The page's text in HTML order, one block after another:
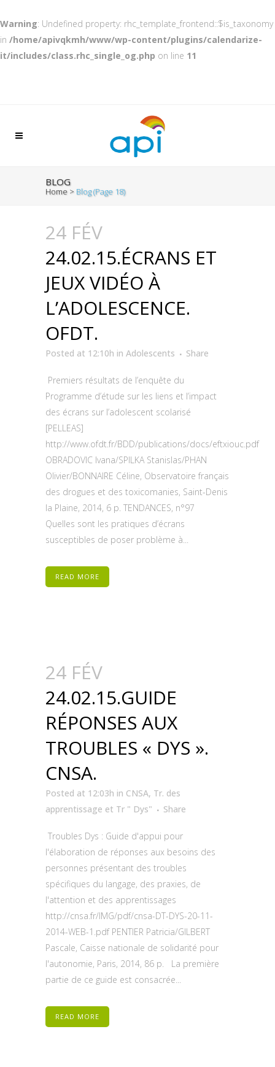
Warning: Undefined property: rhc_template_frontend::$is_taxonomy
in /home/apivqkmh/www/wp-content/plugins/calendarize-
it/includes/class.rhc_single_og.php on line 11
BLOG
Home > Blog(Page 18)
24 FÉV
24.02.15.ÉCRANS ET
JEUX VIDÉO À
L’ADOLESCENCE.
OFDT.
Posted at 12:10h in Adolescents Share
Premiers résultats de l’enquête du
Programme d’étude sur les liens et l’impact
des écrans sur l’adolescent scolarisé
[PELLEAS]
http://www.ofdt.fr/BDD/publications/docs/eftxiouc.pdf
OBRADOVIC Ivana/SPILKA Stanislas/PHAN
Olivier/BONNAIRE Céline, Observatoire français
des drogues et des toxicomanies, Saint-Denis
la Plaine, 2014, 6 p. TENDANCES, n°97
Quelles sont les pratiques d’écrans
susceptibles de poser problème à...
READ MORE
24 FÉV
24.02.15.GUIDE
RÉPONSES AUX
TROUBLES « DYS ».
CNSA.
Posted at 12:03h in CNSA, Tr. des
apprentissage et Tr " Dys"
Share
Troubles Dys : Guide d'appui pour
l'élaboration de réponses aux besoins des
personnes présentant des troubles
spécifiques du langage, des praxies, de
l'attention et des apprentissages
http://cnsa.fr/IMG/pdf/cnsa-DT-DYS-20-11-
2014-WEB-1.pdf PENTIER Patricia/GILBERT
Pascale, Caisse nationale de solidarité pour
l'autonomie, Paris, 2014, 86 p. La première
partie de ce guide est consacrée...
READ MORE